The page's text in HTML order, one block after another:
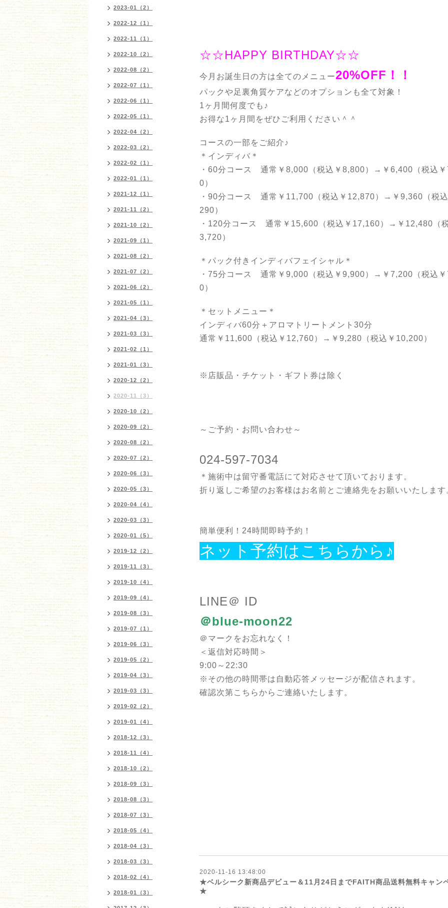
☆☆HAPPY BIRTHDAY☆☆
今月お誕生日の方は全てのメニュー20%OFF！！
パックや足裏角質ケアなどのオプションも全て対象！
1ヶ月間何度でも♪
お得な1ヶ月間をぜひご利用ください＾＾
コースの一部をご紹介♪
＊インディバ＊
・60分コース 通常￥8,000（税込￥8,800）→￥6,400（税込
0）
・90分コース 通常￥11,700（税込￥12,870）→￥9,360（税
290）
・120分コース 通常￥15,600（税込￥17,160）→￥12,480（
3,720）
＊パック付きインディバフェイシャル＊
・75分コース 通常￥9,000（税込￥9,900）→￥7,200（税込
0）
＊セットメニュー＊
インディバ60分＋アロマトリートメント30分
通常￥11,600（税込￥12,760）→￥9,280（税込￥10,200）
※店販品・チケット・ギフト券は除く
～ご予約・お問い合わせ～
024-597-7034
＊施術中は留守番電話にて対応させて頂いております。
折り返しご希望のお客様はお名前とご連絡先をお願いいたします
簡単便利！24時間即時予約！
ネット予約はこちらから♪
LINE＠ ID
＠blue-moon22
＠マークをお忘れなく！
＜返信対応時間＞
9:00～22:30
※その他の時間帯は自動応答メッセージが配信されます。
確認次第こちらからご連絡いたします。
2020-11-16 13:48:00
★ベルシーク新商品デビュー＆11月24日までFAITH商品送料無料キャン
★
2023-01（2）
2022-12（1）
2022-11（1）
2022-10（2）
2022-08（2）
2022-07（1）
2022-06（1）
2022-05（1）
2022-04（2）
2022-03（2）
2022-02（1）
2022-01（1）
2021-12（1）
2021-11（2）
2021-10（2）
2021-09（1）
2021-08（2）
2021-07（2）
2021-06（2）
2021-05（1）
2021-04（3）
2021-03（3）
2021-02（1）
2021-01（3）
2020-12（2）
2020-11（3）
2020-10（2）
2020-09（2）
2020-08（2）
2020-07（2）
2020-06（3）
2020-05（3）
2020-04（4）
2020-03（3）
2020-01（5）
2019-12（2）
2019-11（3）
2019-10（4）
2019-09（4）
2019-08（3）
2019-07（1）
2019-06（3）
2019-05（2）
2019-04（3）
2019-03（3）
2019-02（2）
2019-01（4）
2018-12（3）
2018-11（4）
2018-10（2）
2018-09（3）
2018-08（3）
2018-07（3）
2018-05（4）
2018-04（3）
2018-03（3）
2018-02（4）
2018-01（3）